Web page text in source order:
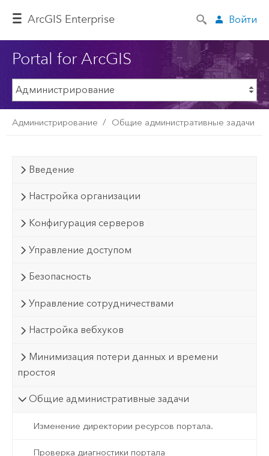
ArcGIS Enterprise Войти
Portal for ArcGIS
Администрирование Общие административные задачи
Введение
Настройка организации
Конфигурация серверов
Управление доступом
Безопасность
Управление сотрудничествами
Настройка вебхуков
Минимизация потери данных и времени
простоя
Общие административные задачи
Изменение директории ресурсов портала.
Проверка диагностики портала